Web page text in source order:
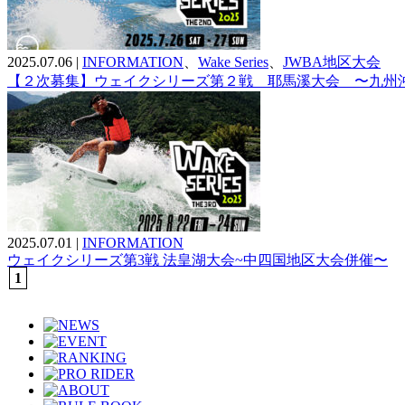
2025.07.06 | INFORMATION Wake Series
JWBA地区大会
【２次募集】ウェイクシリーズ第２戦 耶馬溪大会 〜九州
2025.07.01 | INFORMATION
ウェイクシリーズ第3戦 法皇湖大会~中四国地区大会併催〜
1